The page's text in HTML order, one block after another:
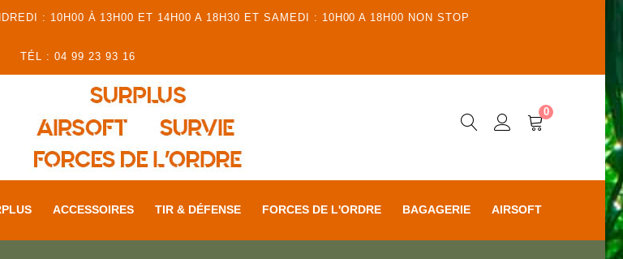
: 10H00 À 13H00 ET 14H00 A 18H30 ET SAMEDI : 10H00 A 18H00 NON STOP
TÉL : 04 99 23 93 16
0
ACCESSOIRES TIR & DÉFENSE FORCES DE L'ORDRE BAGAGERIE AIRSOFT